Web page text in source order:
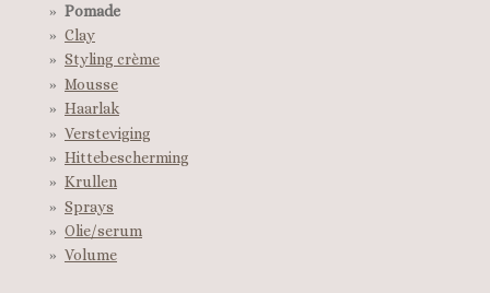
Pomade
Clay
Styling crème
Mousse
Haarlak
Versteviging
Hittebescherming
Krullen
Sprays
Olie/serum
Volume